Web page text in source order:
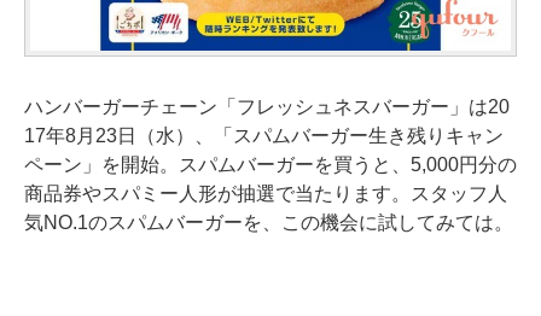
ハンバーガーチェーン「フレッシュネスバーガー」は20
17年8月23日（水）、「スパムバーガー生き残りキャン
ペーン」を開始。スパムバーガーを買うと、5,000円分の
商品券やスパミー人形が抽選で当たります。スタッフ人
気NO.1のスパムバーガーを、この機会に試してみては。